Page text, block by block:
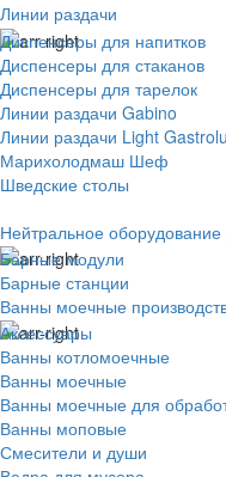
Линии раздачи
Диспенсеры для напитков
Диспенсеры для стаканов
Диспенсеры для тарелок
Линии раздачи Gabino
Линии раздачи Light
Марихолодмаш Шеф
Шведские столы
Нейтральное
Барные модули
Барные станции
Ванны моечные
Аксессуары
Ванны котломоечные
Ванны моечные
Ванны моечные для
Ванны моповые
Смесители и души